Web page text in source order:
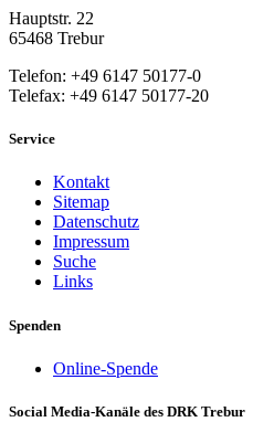
Hauptstr. 22
65468 Trebur
Telefon: +49 6147 50177-0
Telefax: +49 6147 50177-20
Service
Kontakt
Sitemap
Datenschutz
Impressum
Suche
Links
Spenden
Online-Spende
Social Media-Kanäle des DRK Trebur